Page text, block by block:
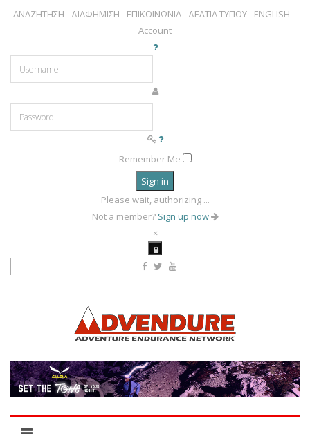
ΑΝΑΖΗΤΗΣΗ ΔΙΑΦΗΜΙΣΗ ΕΠΙΚΟΙΝΩΝΙΑ ΔΕΛΤΙΑ ΤΥΠΟΥ
ENGLISH
Account
Remember Me
Sign in
Please wait, authorizing ...
Not a member? Sign up now
×